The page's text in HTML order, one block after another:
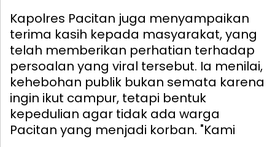
Kapolres Pacitan juga menyampaikan
terima kasih kepada masyarakat, yang
telah memberikan perhatian terhadap
persoalan yang viral tersebut. Ia menilai,
kehebohan publik bukan semata karena
ingin ikut campur, tetapi bentuk
kepedulian agar tidak ada warga
Pacitan yang menjadi korban. "Kami